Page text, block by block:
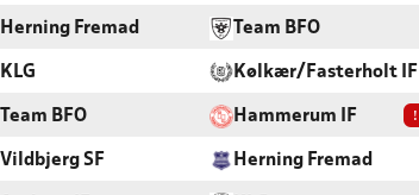
Herning Fremad Team BFO
KLG Kølkær/Fasterholt IF
Team BFO Hammerum IF !
Vildbjerg SF Herning Fremad